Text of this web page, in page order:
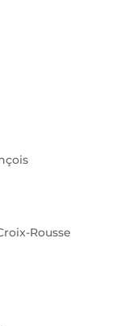
Rousse